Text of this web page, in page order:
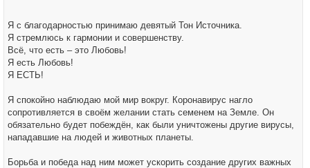
Я с благодарностью принимаю девятый Тон Источника.
Я стремлюсь к гармонии и совершенству.
Всё, что есть – это Любовь!
Я есть Любовь!
Я ЕСТЬ!
Я спокойно наблюдаю мой мир вокруг. Коронавирус нагло
сопротивляется в своём желании стать семенем на Земле. Он
обязательно будет побеждён, как были уничтожены другие вирусы,
нападавшие на людей и животных планеты.
Борьба и победа над ним может ускорить создание других важных